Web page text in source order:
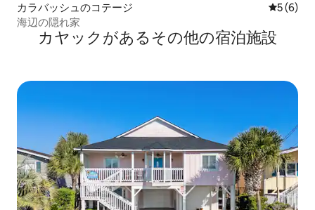
カラバッシュのコテージ レビュー
5 (6)
海辺の隠れ家
カヤックがあるその他の宿泊施設